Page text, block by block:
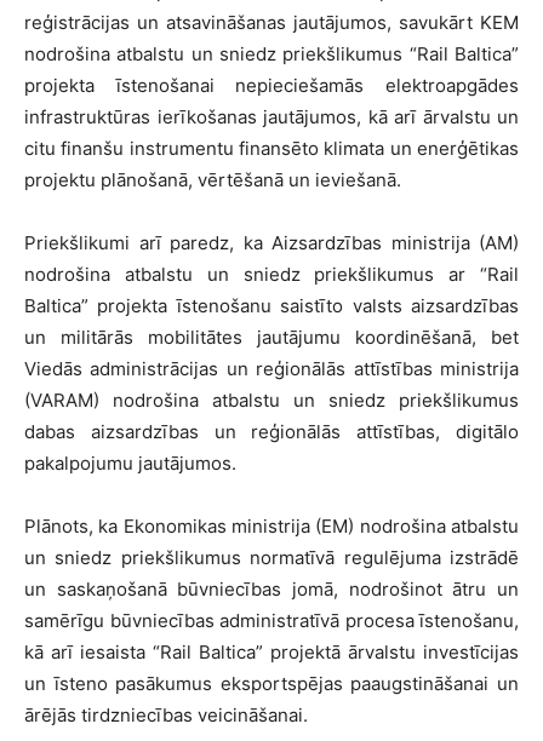
reģistrācijas un atsavināšanas jautājumos, savukārt KEM
nodrošina atbalstu un sniedz priekšlikumus “Rail Baltica”
projekta īstenošanai nepieciešamās elektroapgādes
infrastruktūras ierīkošanas jautājumos, kā arī ārvalstu un
citu finanšu instrumentu finansēto klimata un enerģētikas
projektu plānošanā, vērtēšanā un ieviešanā.
Priekšlikumi arī paredz, ka Aizsardzības ministrija (AM)
nodrošina atbalstu un sniedz priekšlikumus ar “Rail
Baltica” projekta īstenošanu saistīto valsts aizsardzības
un militārās mobilitātes jautājumu koordinēšanā, bet
Viedās administrācijas un reģionālās attīstības ministrija
(VARAM) nodrošina atbalstu un sniedz priekšlikumus
dabas aizsardzības un reģionālās attīstības, digitālo
pakalpojumu jautājumos.
Plānots, ka Ekonomikas ministrija (EM) nodrošina atbalstu
un sniedz priekšlikumus normatīvā regulējuma izstrādē
un saskaņošanā būvniecības jomā, nodrošinot ātru un
samērīgu būvniecības administratīvā procesa īstenošanu,
kā arī iesaista “Rail Baltica” projektā ārvalstu investīcijas
un īsteno pasākumus eksportspējas paaugstināšanai un
ārējās tirdzniecības veicināšanai.